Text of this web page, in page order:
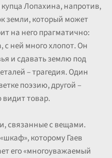
Лопахина, напротив,
земли, который может
на него прагматично:
с ней много хлопот. Он
и сдавать землю под
– трагедия. Один
поэзию, другой –
видит товар.
связанные с вещами.
которому Гаев
его «многоуважаемый